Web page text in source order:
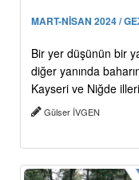
MART-NİSAN 2024 /
Bir yer düşünün bir
diğer yanında
Kayseri ve Niğde
Gülser İVGEN